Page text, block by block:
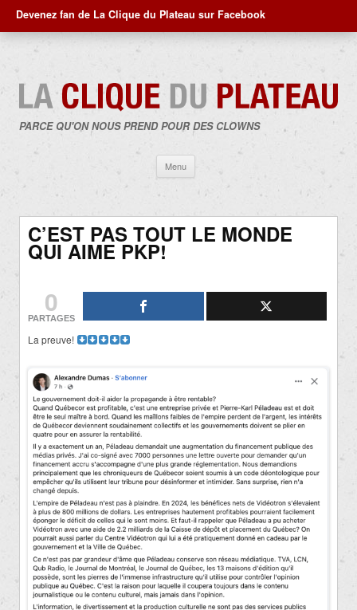
Devenez fan de La Clique du Plateau sur Facebook
PARCE QU'ON NOUS PREND POUR DES CLOWNS
Menu
contenu
C’EST PAS TOUT LE MONDE
QUI AIME PKP!
0
PARTAGES
La preuve!